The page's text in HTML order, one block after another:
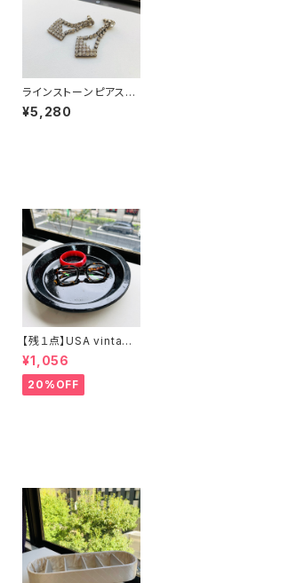
ラインストーンピアス（b
igタイ）
¥5,280
【残１点】USA vintage
ブラック琺瑯プレート
¥1,056
20%OFF